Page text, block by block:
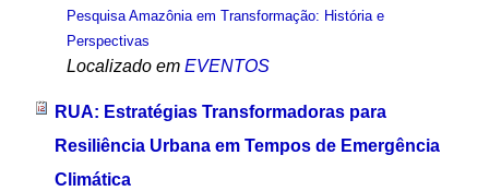
Pesquisa Amazônia em Transformação: História e
Perspectivas
Localizado em EVENTOS
RUA: Estratégias Transformadoras para
Resiliência Urbana em Tempos de Emergência
Climática